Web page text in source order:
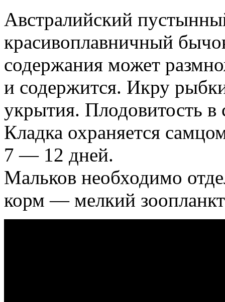
Австралийский
красивоплавничный
содержания может
и содержится. Икру
укрытия. Плодовитость
Кладка охраняется
7 — 12 дней.
Мальков необходимо
корм — мелкий